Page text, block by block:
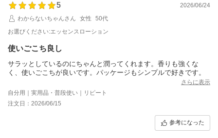
5
2026/06/24
わからないちゃんさん
女性
50代
お選びください:エッセンスローション
使いごこち良し
サラッとしているのにちゃんと潤ってくれます。香りも強くな
く、使いごこちが良いです。パッケージもシンプルで好きです。
さらに表示
自分用｜実用品・普段使い｜リピート
注文日：2026/06/15
参考になった